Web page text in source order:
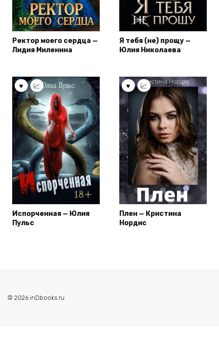
Ректор моего сердца —
Лидия Миленина
Я тебя (не) прощу —
Юлия Николаева
Испорченная — Юлия
Пульс
Плен — Кристина
Нордис
© 2026 inDbooks.ru